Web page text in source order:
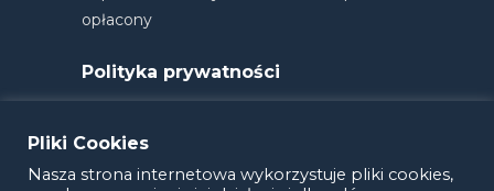
opłacony
Polityka prywatności
Pliki Cookies
Nasza strona internetowa wykorzystuje pliki cookies,